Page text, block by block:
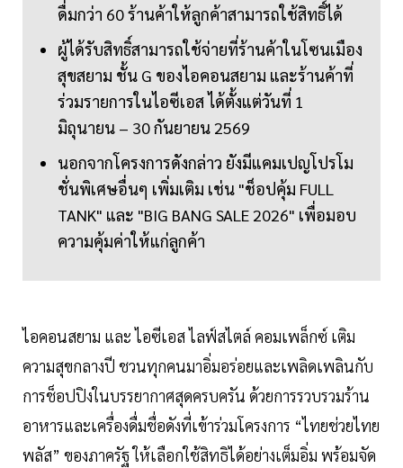
ดื่มกว่า 60 ร้านค้าให้ลูกค้าสามารถใช้สิทธิ์ได้
ผู้ได้รับสิทธิ์สามารถใช้จ่ายที่ร้านค้าในโซนเมือง
สุขสยาม ชั้น G ของไอคอนสยาม และร้านค้าที่
ร่วมรายการในไอซีเอส ได้ตั้งแต่วันที่ 1
มิถุนายน – 30 กันยายน 2569
นอกจากโครงการดังกล่าว ยังมีแคมเปญโปรโม
ชั่นพิเศษอื่นๆ เพิ่มเติม เช่น "ช็อปคุ้ม FULL
TANK" และ "BIG BANG SALE 2026" เพื่อมอบ
ความคุ้มค่าให้แก่ลูกค้า
ไอคอนสยาม และ ไอซีเอส ไลฟ์สไตล์ คอมเพล็กซ์ เติม
ความสุขกลางปี ชวนทุกคนมาอิ่มอร่อยและเพลิดเพลินกับ
การช็อปปิงในบรรยากาศสุดครบครัน ด้วยการรวบรวมร้าน
อาหารและเครื่องดื่มชื่อดังที่เข้าร่วมโครงการ “ไทยช่วยไทย
พลัส” ของภาครัฐ ให้เลือกใช้สิทธิได้อย่างเต็มอิ่ม พร้อมจัด